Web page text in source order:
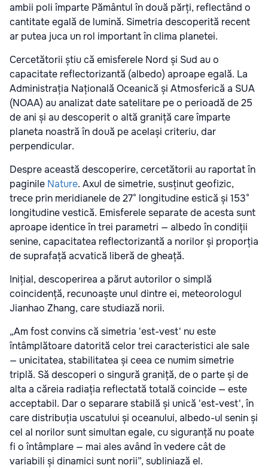
ambii poli împarte Pământul în două părți, reflectând o
cantitate egală de lumină. Simetria descoperită recent
ar putea juca un rol important în clima planetei.
Cercetătorii știu că emisferele Nord și Sud au o
capacitate reflectorizantă (albedo) aproape egală. La
Administrația Națională Oceanică și Atmosferică a SUA
(NOAA) au analizat date satelitare pe o perioadă de 25
de ani și au descoperit o altă graniță care împarte
planeta noastră în două pe același criteriu, dar
perpendicular.
Despre această descoperire, cercetătorii au raportat în
paginile Nature. Axul de simetrie, susținut geofizic,
trece prin meridianele de 27° longitudine estică și 153°
longitudine vestică. Emisferele separate de acesta sunt
aproape identice în trei parametri — albedo în condiții
senine, capacitatea reflectorizantă a norilor și proporția
de suprafață acvatică liberă de gheață.
Inițial, descoperirea a părut autorilor o simplă
coincidență, recunoaște unul dintre ei, meteorologul
Jianhao Zhang, care studiază norii.
„Am fost convins că simetria 'est-vest' nu este
întâmplătoare datorită celor trei caracteristici ale sale
— unicitatea, stabilitatea și ceea ce numim simetrie
triplă. Să descoperi o singură graniță, de o parte și de
alta a căreia radiația reflectată totală coincide — este
acceptabil. Dar o separare stabilă și unică 'est-vest', în
care distribuția uscatului și oceanului, albedo-ul senin și
cel al norilor sunt simultan egale, cu siguranță nu poate
fi o întâmplare — mai ales având în vedere cât de
variabili și dinamici sunt norii”, subliniază el.